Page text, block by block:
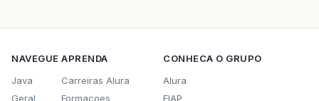
NAVEGUE
Java
Geral
APRENDA
Carreiras Alura
Formacoes
CONHECA O GRUPO
Alura
FIAP